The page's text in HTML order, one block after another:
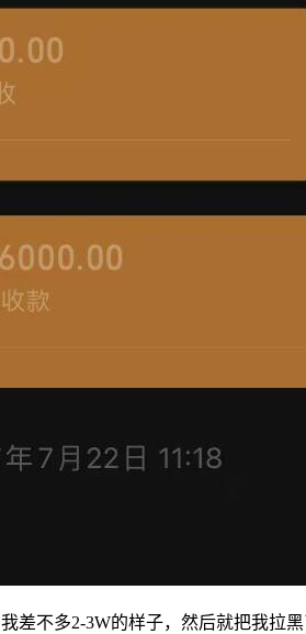
差不多2-3W的样子，然后就把我拉